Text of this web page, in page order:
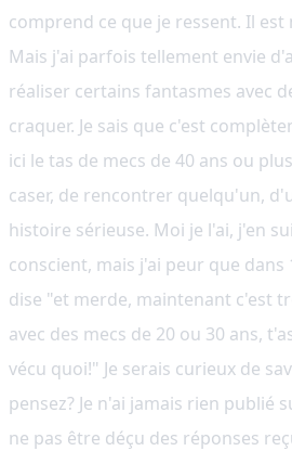
comprend ce que je ressent. Il est
Mais j'ai parfois tellement envie
réaliser certains fantasmes avec
craquer. Je sais que c'est
ici le tas de mecs de 40 ans ou
caser, de rencontrer quelqu'un,
histoire sérieuse. Moi je l'ai, j'en
conscient, mais j'ai peur que dans
dise "et merde, maintenant c'est
avec des mecs de 20 ou 30 ans,
vécu quoi!" Je serais curieux de
pensez? Je n'ai jamais rien publié
ne pas être déçu des réponses